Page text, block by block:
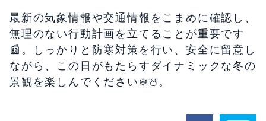
最新の気象情報や交通情報をこまめに確認し、
無理のない行動計画を立てることが重要です
📰。しっかりと防寒対策を行い、安全に留意し
ながら、この日がもたらすダイナミックな冬の
景観を楽しんでください❄️☃️。